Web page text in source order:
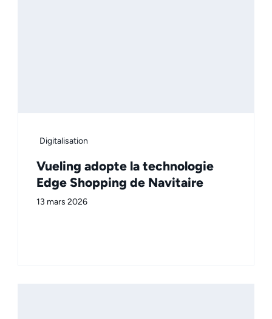
Digitalisation
Vueling adopte la technologie
Edge Shopping de Navitaire
13 mars 2026